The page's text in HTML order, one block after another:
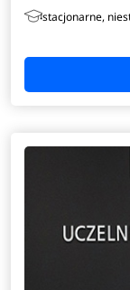
stacjonarne,